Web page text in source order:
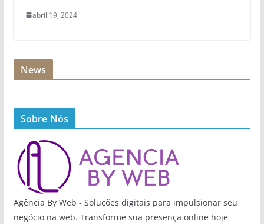
abril 19, 2024
News
Sobre Nós
Agência By Web - Soluções digitais para impulsionar seu
negócio na web. Transforme sua presença online hoje